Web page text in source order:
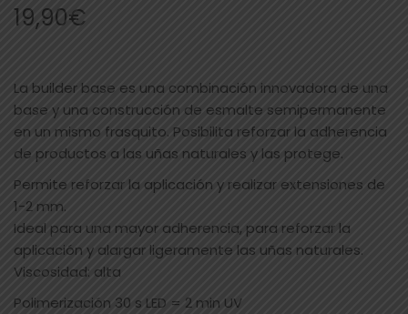
19,90€
La builder base es una combinación innovadora de una
base y una construcción de esmalte semipermanente
en un mismo frasquito. Posibilita reforzar la adherencia
de productos a las uñas naturales y las protege.
Permite reforzar la aplicación y realizar extensiones de
1-2 mm.
Ideal para una mayor adherencia, para reforzar la
aplicación y alargar ligeramente las uñas naturales.
Viscosidad: alta
Polimerización 30 s LED = 2 min UV